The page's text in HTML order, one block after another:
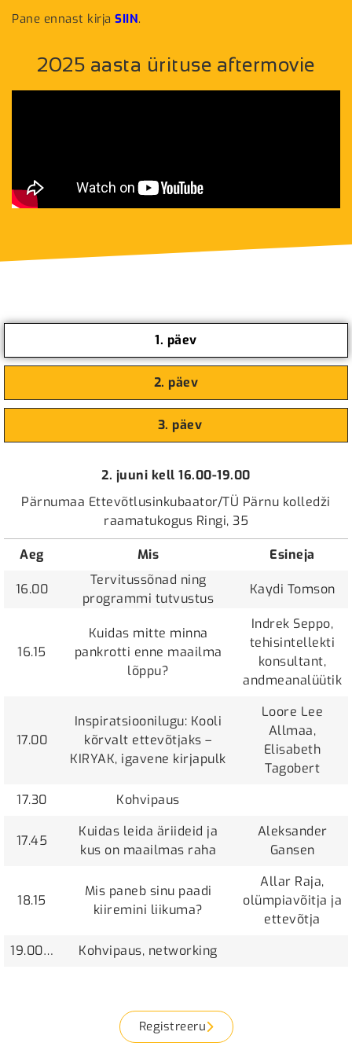
Pane ennast kirja SIIN.
2025 aasta ürituse aftermovie
Ajakava selgub õigepea
1. päev
2. päev
3. päev
2. juuni kell 16.00-19.00
Pärnumaa Ettevõtlusinkubaator/TÜ Pärnu kolledži
raamatukogus Ringi, 35
Aeg Mis Esineja
16.00
Tervitussõnad ning
programmi tutvustus
Kaydi Tomson
16.15
Kuidas mitte minna
pankrotti enne maailma
lõppu?
Indrek Seppo,
tehisintellekti
konsultant,
andmeanalüütik
17.00
Inspiratsioonilugu: Kooli
kõrvalt ettevõtjaks –
KIRYAK, igavene kirjapulk
Loore Lee
Allmaa,
Elisabeth
Tagobert
17.30
Kohvipaus
17.45
Kuidas leida äriideid ja
kus on maailmas raha
Aleksander
Gansen
18.15
Mis paneb sinu paadi
kiiremini liikuma?
Allar Raja,
olümpiavõitja ja
ettevõtja
19.00…
Kohvipaus, networking
Registreeru